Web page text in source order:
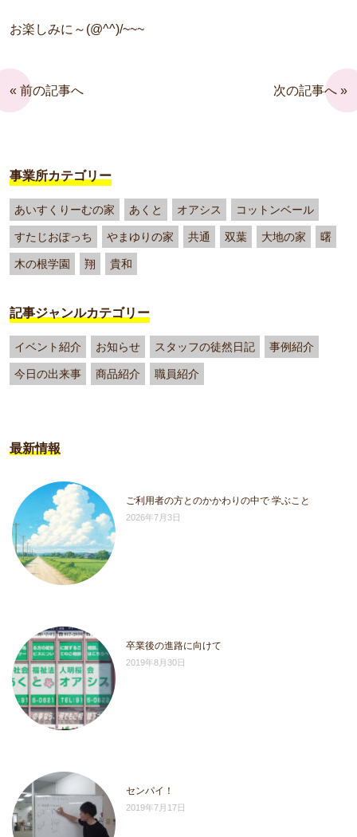
お楽しみに～(@^^)/~~~
« 前の記事へ 次の記事へ »
事業所カテゴリー
あいすくりーむの家 あくと オアシス コットンベール
すたじおぽっち やまゆりの家 共通 双葉 大地の家 曙
木の根学園 翔 貴和
記事ジャンルカテゴリー
イベント紹介 お知らせ スタッフの徒然日記 事例紹介
今日の出来事 商品紹介 職員紹介
最新情報
ご利用者の方とのかかわりの中で 学ぶこと
2026年7月3日
卒業後の進路に向けて
2019年8月30日
センパイ！
2019年7月17日